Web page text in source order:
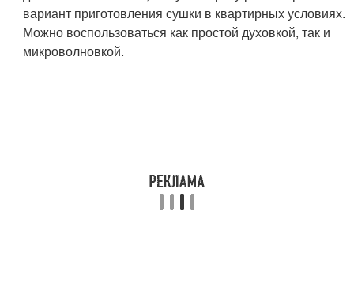
вариант приготовления сушки в квартирных условиях.
Можно воспользоваться как простой духовкой, так и
микроволновкой.